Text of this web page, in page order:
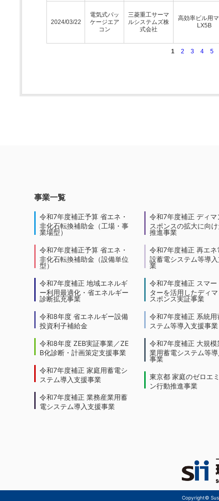
2024/03/22
電気式パッ
ケージエア
コン
三菱重工サーマ
ルシステムズ株
式会社
高効率ビル用
LX5B
1 2 3 4 5
事業一覧
令和7年度補正予算 省エネ・
非化石転換補助金（工場・事
業場型）
令和7年度補正予算 省エネ・
非化石転換補助金（設備単位
型）
令和7年度補正 地域エネルギ
ー利用最適化・省エネルギー
診断拡充事業
令和8年度 省エネルギー設備
投資利子補給金
令和8年度 ZEB実証事業／ZE
B化診断・計画策定支援事業
令和7年度補正 家庭用蓄電シ
ステム導入支援事業
令和7年度補正 業務産業用蓄
電システム導入支援事業
令和7年度補正 ディマ
スポンスの拡大に向
推進事業
令和7年度補正 再エネ
設蓄電システム等導
業
令和7年度補正 スマー
ターを活用したディ
スポンス実証事業
令和7年度補正 系統用
ステム等導入支援事業
令和7年度補正 大規模
業用蓄電システム等
事業
東京都 家庭のゼロエ
ン行動推進事業
Copyright©